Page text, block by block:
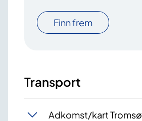
Finn frem
Transport
Adkomst/kart Tromsø